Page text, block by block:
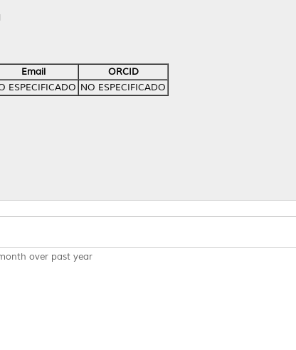
Email
ORCID
ESPECIFICADO NO ESPECIFICADO
over past year